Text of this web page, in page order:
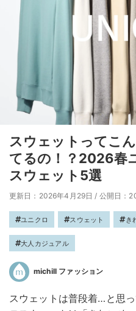
スウェットってこ
てるの！？2026春
スウェット5選
更新日：2026年4月29日 / 公開日：
ユニクロ スウェット き
大人カジュアル
michill ファッション
スウェットは普段着…と思